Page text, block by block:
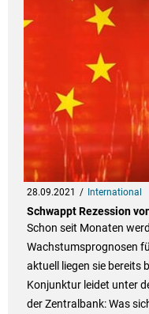
28.09.2021 International
Schwappt Rezession
Schon seit Monaten
Wachstumsprognosen
aktuell liegen sie bereits
Konjunktur leidet unter
der Zentralbank: Was